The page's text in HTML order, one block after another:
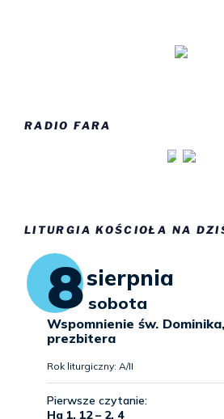
RADIO FARA
LITURGIA KOŚCIOŁA NA